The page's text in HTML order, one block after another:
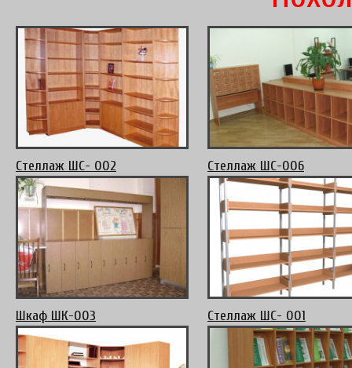
Стеллаж ШС- 002 Стеллаж ШС-006
Шкаф ШК-003 Стеллаж ШС- 001